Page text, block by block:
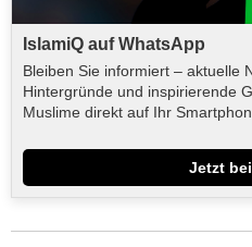
IslamiQ auf WhatsApp
Bleiben Sie informiert – aktuelle
Hintergründe und inspirierende
Muslime direkt auf Ihr
Jetzt